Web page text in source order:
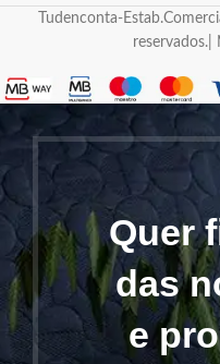
Tudenconta-
reservados.|
Quer
das
e